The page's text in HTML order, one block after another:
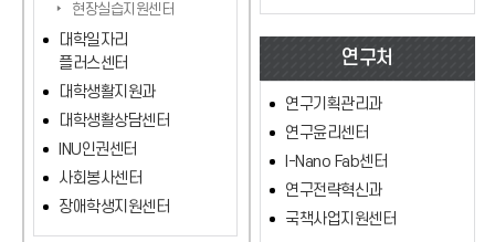
현장실습지원센터
대학일자리
플러스센터
대학생활지원과
대학생활상담센터
INU인권센터
사회봉사센터
장애학생지원센터
연구처
연구기획관리과
연구윤리센터
I-Nano Fab센터
연구전략혁신과
국책사업지원센터